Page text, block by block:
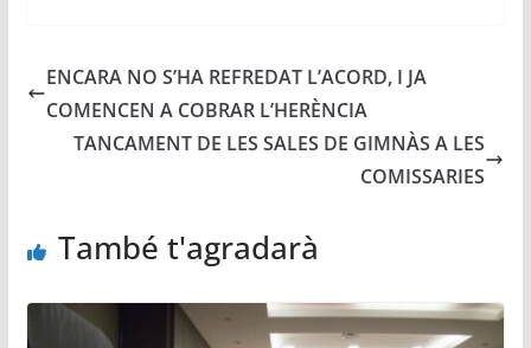
ENCARA NO S’HA REFREDAT L’ACORD, I JA
COMENCEN A COBRAR L’HERÈNCIA
TANCAMENT DE LES SALES DE GIMNÀS A LES
COMISSARIES
També t'agradarà